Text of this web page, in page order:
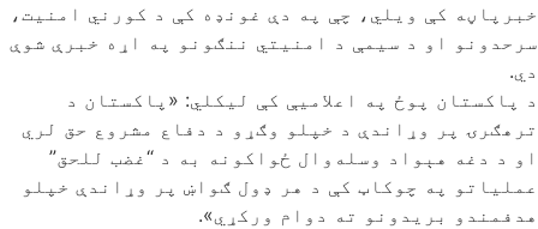
خبرپاڼه کې ویلي، چې په دې غونډه کې د کورني امنیت،
سرحدونو او د سیمې د امنیتي ننګونو په اړه خبرې شوې
دي.
د پاکستان پوځ په اعلامیې کې لیکلي: «پاکستان د
ترهګرۍ پر وړاندې د خپلو وګړو د دفاع مشروع حق لري
او د دغه هېواد وسله‌وال ځواکونه به د “غضب للحق”
عملیاتو په چوکاټ کې د هر ډول ګواښ پر وړاندې خپلو
هدفمندو بریدونو ته دوام ورکړي».